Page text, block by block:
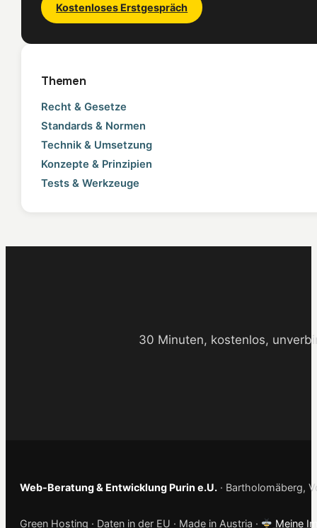
Kostenloses Erstgespräch
Themen
Recht & Gesetze
Standards & Normen
Technik & Umsetzung
Konzepte & Prinzipien
Tests & Werkzeuge
30 Minuten, kostenlos,
Web-Beratung & Entwicklung Purin e.U. · Bartholomäberg,
Green Hosting · Daten in der EU · Made in Austria · Meine